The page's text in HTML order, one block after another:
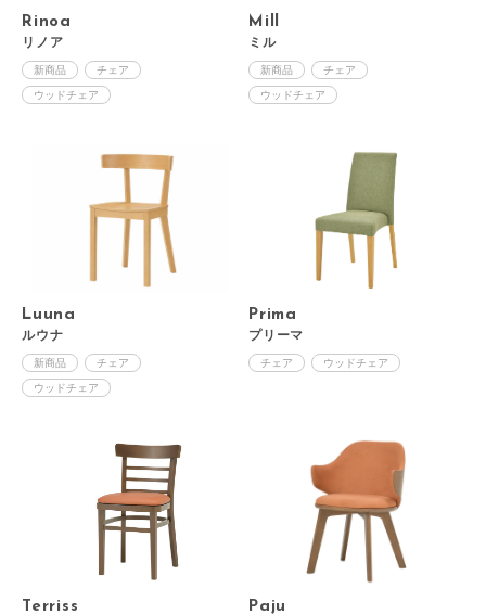
Rinoa
リノア
新商品 チェア
ウッドチェア
Mill
ミル
新商品 チェア
ウッドチェア
Luuna
ルウナ
新商品 チェア
ウッドチェア
Prima
プリーマ
チェア ウッドチェア
Terriss Paju